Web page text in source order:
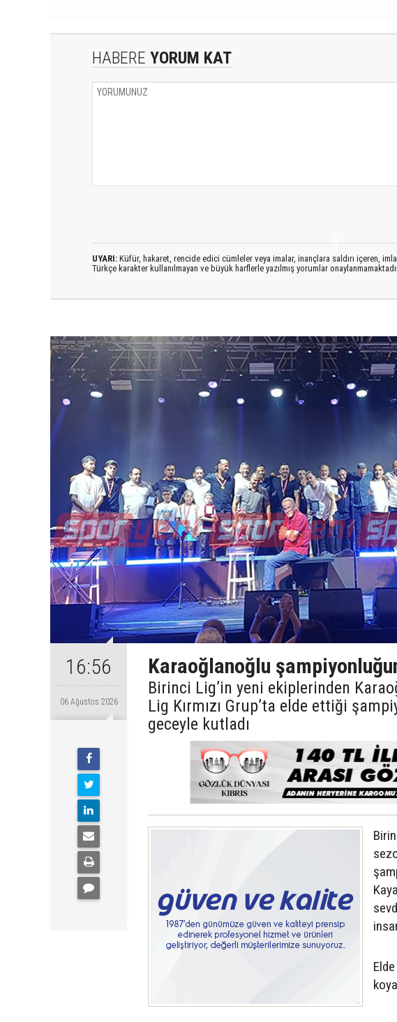
HABERE YORUM KAT
UYARI: Küfür, hakaret, rencide edici cümleler veya imalar, inançlara saldırı içeren, imla
Türkçe karakter kullanılmayan ve büyük harflerle yazılmış yorumlar
16:56
06 Ağustos 2026
Karaoğlanoğlu
Birinci Lig’in yeni ekiplerinden
Lig Kırmızı Grup’ta elde ettiği
geceyle kutladı